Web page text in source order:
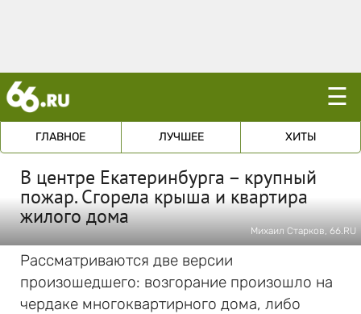
☰
ГЛАВНОЕ ЛУЧШЕЕ ХИТЫ
В центре Екатеринбурга – крупный
пожар. Сгорела крыша и квартира
жилого дома
Михаил Старков, 66.RU
Рассматриваются две версии
произошедшего: возгорание произошло на
чердаке многоквартирного дома, либо